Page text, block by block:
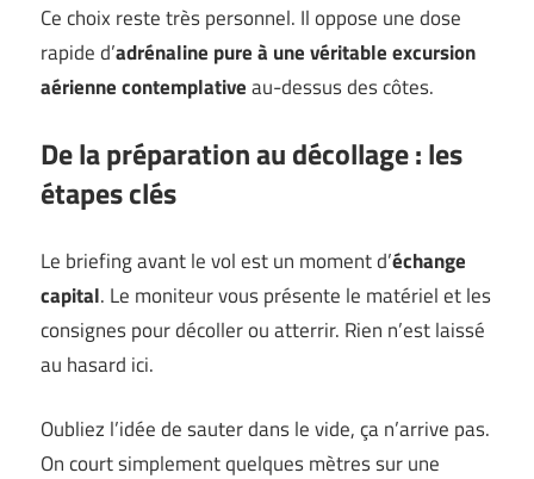
Ce choix reste très personnel. Il oppose une dose
rapide d’adrénaline pure à une véritable excursion
aérienne contemplativeau-dessus des côtes.
De la préparation au décollage : les
étapes clés
Le briefing avant le vol est un moment d’échange
capital. Le moniteur vous présente le matériel et les
consignes pour décoller ou atterrir. Rien n’est laissé
au hasard ici.
Oubliez l’idée de sauter dans le vide, ça n’arrive pas.
On court simplement quelques mètres sur une